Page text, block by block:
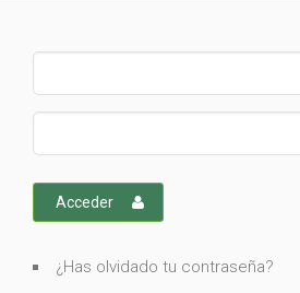
Acceder
¿Has olvidado tu contraseña?